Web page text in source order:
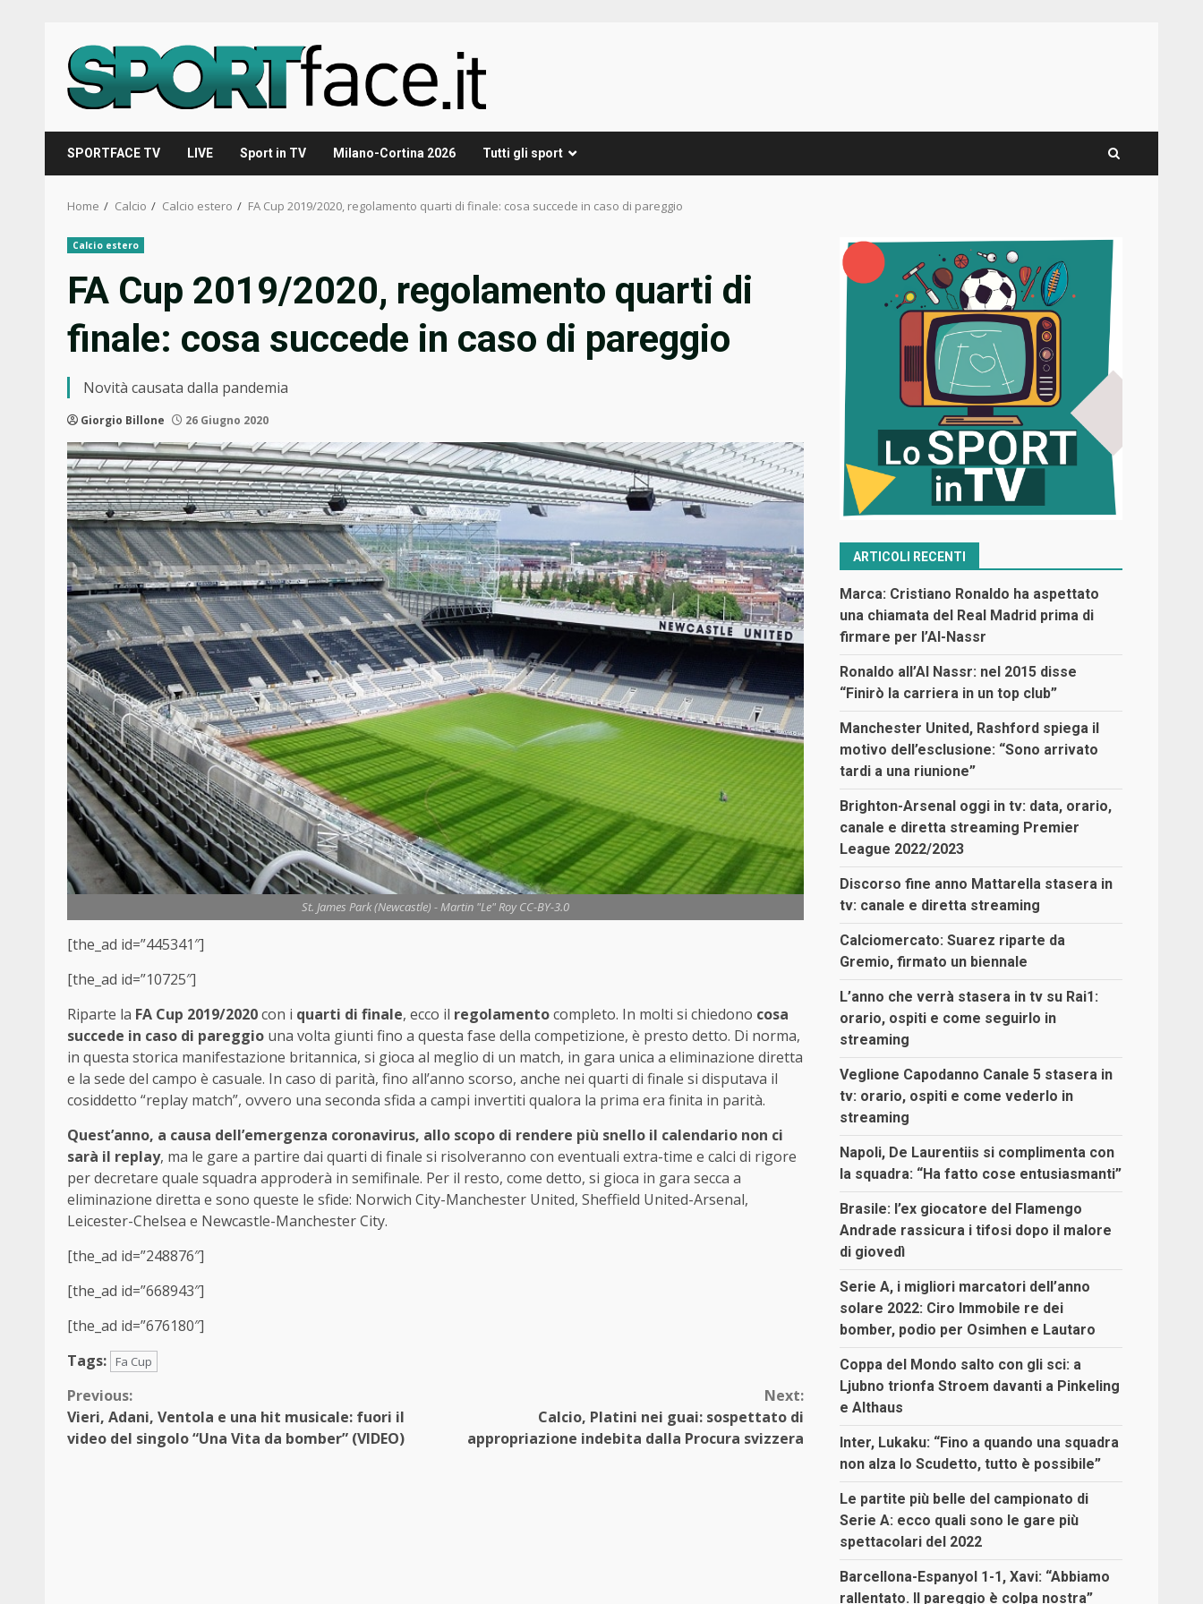
content
SPORTFACE TV LIVE Sport in TV Milano-Cortina 2026 Tutti gli sport
Home Calcio Calcio estero FA Cup 2019/2020, regolamento quarti di finale: cosa succede in caso di pareggio
Calcio estero
FA Cup 2019/2020, regolamento quarti di
finale: cosa succede in caso di pareggio
Novità causata dalla pandemia
Giorgio Billone 26 Giugno 2020
St. James Park (Newcastle) - Martin "Le" Roy CC-BY-3.0
[the_ad id=”445341″]
[the_ad id=”10725″]
Riparte la FA Cup 2019/2020con i quarti di finale, ecco il regolamentocompleto. In molti si chiedono cosa
succede in caso di pareggio una volta giunti fino a questa fase della competizione, è presto detto. Di norma,
in questa storica manifestazione britannica, si gioca al meglio di un match, in gara unica a eliminazione diretta
e la sede del campo è casuale. In caso di parità, fino all’anno scorso, anche nei quarti di finale si disputava il
cosiddetto “replay match”, ovvero una seconda sfida a campi invertiti qualora la prima era finita in parità.
Quest’anno, a causa dell’emergenza coronavirus, allo scopo di rendere più snello il calendario non ci
sarà il replay, ma le gare a partire dai quarti di finale si risolveranno con eventuali extra-time e calci di rigore
per decretare quale squadra approderà in semifinale. Per il resto, come detto, si gioca in gara secca a
eliminazione diretta e sono queste le sfide: Norwich City-Manchester United, Sheffield United-Arsenal,
Leicester-Chelsea e Newcastle-Manchester City.
[the_ad id=”248876″]
[the_ad id=”668943″]
[the_ad id=”676180″]
Tags:
Fa Cup
Continue
Reading
Previous:
Vieri, Adani, Ventola e una hit musicale: fuori il
video del singolo “Una Vita da bomber” (VIDEO)
Next:
Calcio, Platini nei guai: sospettato di
appropriazione indebita dalla Procura svizzera
ARTICOLI RECENTI
Marca: Cristiano Ronaldo ha aspettato
una chiamata del Real Madrid prima di
firmare per l’Al-Nassr
Ronaldo all’Al Nassr: nel 2015 disse
“Finirò la carriera in un top club”
Manchester United, Rashford spiega il
motivo dell’esclusione: “Sono arrivato
tardi a una riunione”
Brighton-Arsenal oggi in tv: data, orario,
canale e diretta streaming Premier
League 2022/2023
Discorso fine anno Mattarella stasera in
tv: canale e diretta streaming
Calciomercato: Suarez riparte da
Gremio, firmato un biennale
L’anno che verrà stasera in tv su Rai1:
orario, ospiti e come seguirlo in
streaming
Veglione Capodanno Canale 5 stasera in
tv: orario, ospiti e come vederlo in
streaming
Napoli, De Laurentiis si complimenta con
la squadra: “Ha fatto cose entusiasmanti”
Brasile: l’ex giocatore del Flamengo
Andrade rassicura i tifosi dopo il malore
di giovedì
Serie A, i migliori marcatori dell’anno
solare 2022: Ciro Immobile re dei
bomber, podio per Osimhen e Lautaro
Coppa del Mondo salto con gli sci: a
Ljubno trionfa Stroem davanti a Pinkeling
e Althaus
Inter, Lukaku: “Fino a quando una squadra
non alza lo Scudetto, tutto è possibile”
Le partite più belle del campionato di
Serie A: ecco quali sono le gare più
spettacolari del 2022
Barcellona-Espanyol 1-1, Xavi: “Abbiamo
rallentato. Il pareggio è colpa nostra”